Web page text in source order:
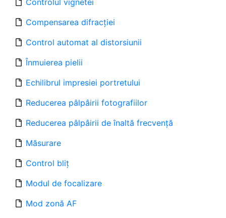
Controlul vignetei
Compensarea difracției
Control automat al distorsiunii
Înmuierea pielii
Echilibrul impresiei portretului
Reducerea pâlpâirii fotografiilor
Reducerea pâlpâirii de înaltă frecvență
Măsurare
Control bliț
Modul de focalizare
Mod zonă AF